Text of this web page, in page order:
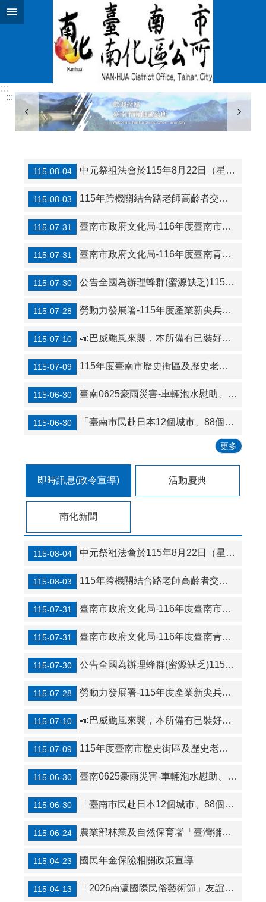
跳到主要內容區塊
:::
:::
115-08-04 中元祭祖法會於115年8月22日（星期六）上午09:30二地(北寮思親堂及南化懷恩堂)同時舉行
115-08-03 115年跨機關結合路老師高齡者交通安全宣導團研習活動計畫
115-07-31 臺南市政府文化局-116年度臺南市社區營造徵選須知
115-07-31 臺南市政府文化局-116年度臺南青年文化行動獎勵計畫徵選須知
115-07-30 公告全國為辦理蜂群(蜜源缺乏)115年1-2月乾旱(遲發性)農 業天然災害現金救助及低利貸款地區(受理期間：自115年7月31日起至8月13日止)
115-07-28 勞動力發展署-115年度產業新尖兵計畫
115-07-10 📣巴威颱風來襲，本所備有已裝好沙包333包，另備用沙包袋（未裝沙）760包，有需求民眾可登記領用。
115-07-09 115年度臺南市歷史街區及歷史老屋振興補助計畫
115-06-30 臺南0625豪雨災害-車輛泡水慰助、家戶淹水及泡水車之租稅減免、住戶及營業場所淹水補助
115-06-30 「臺南市民赴日本12個城市、88個景點享優惠」的好康訊息
更多
即時訊息(政令宣導) 活動慶典
南化新聞
115-08-04 中元祭祖法會於115年8月22日（星期六）上午09:30二地(北寮思親堂及南化懷恩堂)同時舉行
115-08-03 115年跨機關結合路老師高齡者交通安全宣導團研習活動計畫
115-07-31 臺南市政府文化局-116年度臺南市社區營造徵選須知
115-07-31 臺南市政府文化局-116年度臺南青年文化行動獎勵計畫徵選須知
115-07-30 公告全國為辦理蜂群(蜜源缺乏)115年1-2月乾旱(遲發性)農 業天然災害現金救助及低利貸款地區(受理期間：自115年7月31日起至8月13日止)
115-07-28 勞動力發展署-115年度產業新尖兵計畫
115-07-10 📣巴威颱風來襲，本所備有已裝好沙包333包，另備用沙包袋（未裝沙）760包，有需求民眾可登記領用。
115-07-09 115年度臺南市歷史街區及歷史老屋振興補助計畫
115-06-30 臺南0625豪雨災害-車輛泡水慰助、家戶淹水及泡水車之租稅減免、住戶及營業場所淹水補助
115-06-30 「臺南市民赴日本12個城市、88個景點享優惠」的好康訊息
115-06-24 農業部林業及自然保育署「臺灣獼猴與野豬危害防治指引」
115-04-23 國民年金保險相關政策宣導
115-04-13 「2026南瀛國際民俗藝術節」友誼單位招募活動資訊